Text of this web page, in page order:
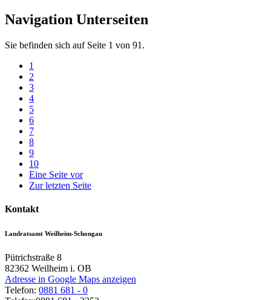
Navigation Unterseiten
Sie befinden sich auf Seite 1 von 91.
1
2
3
4
5
6
7
8
9
10
Eine Seite vor
Zur letzten Seite
Kontakt
Landratsamt Weilheim-Schongau
Pütrichstraße 8
82362 Weilheim i. OB
Adresse in Google Maps anzeigen
Telefon: 0881 681 - 0